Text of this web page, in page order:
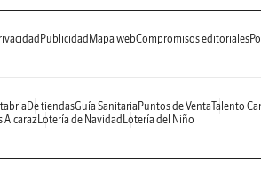
Publicidad Mapa webCompromisos editoriales
De tiendasGuía Sanitaria Puntos de VentaTalento
AlcarazLotería de Navidad Lotería del Niño